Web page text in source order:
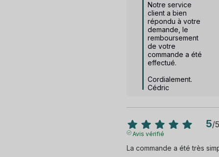
Notre service
client a bien
répondu à votre
demande, le
remboursement
de votre
commande a été
effectué.
Cordialement.
Cédric
5/5
Avis vérifié
La commande a été très